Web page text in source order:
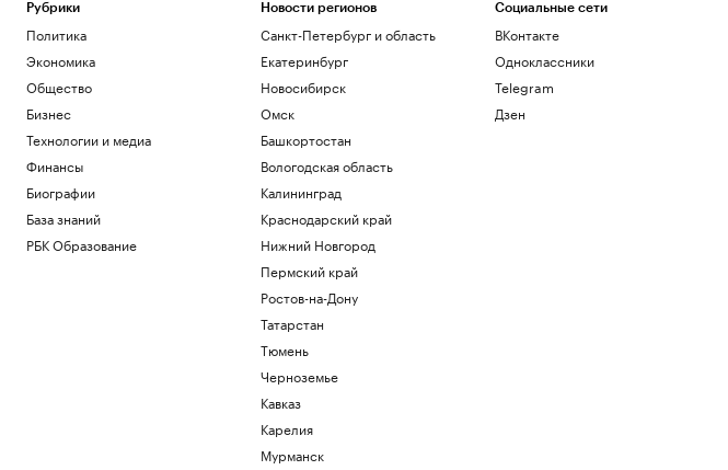
Инвестиции
Путин провел оперативное совещание
с членами Совбеза
Политика
Путин поговорил по телефону с
президентом ОАЭ
Политика
Как выход на фондовый рынок изменил
компании малого бизнеса
РБК и МСП Банк
В обмелевшем Дунае показался
фундамент моста времен Римской
Рубрики
Политика
Экономика
Общество
Бизнес
Технологии и медиа
Финансы
Биографии
База знаний
РБК Образование
Новости регионов
Санкт-Петербург и область
Екатеринбург
Новосибирск
Омск
Башкортостан
Вологодская область
Калининград
Краснодарский край
Нижний Новгород
Пермский край
Ростов-на-Дону
Татарстан
Тюмень
Черноземье
Кавказ
Карелия
Мурманск
Социальные сети
ВКонтакте
Одноклассники
Telegram
Дзен